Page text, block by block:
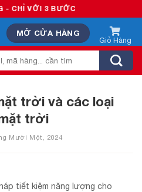
3 BƯỚC
MỞ CỬA HÀNG
trời và các loại
trời
Mười Một, 2024
tiết kiệm năng lượng cho